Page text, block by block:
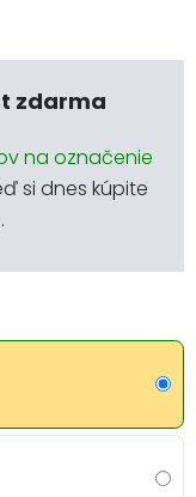
zdarma
na označenie
si dnes kúpite